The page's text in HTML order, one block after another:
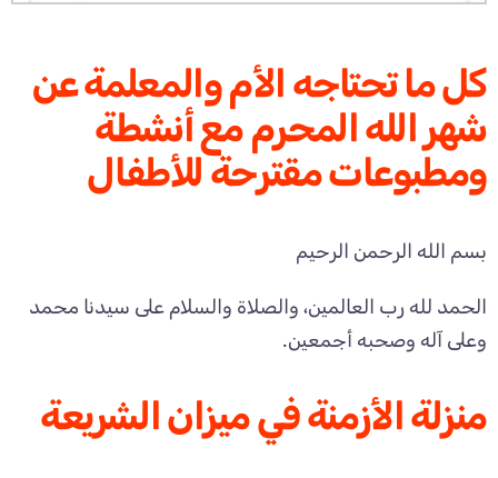
كل ما تحتاجه الأم والمعلمة عن
شهر الله المحرم مع أنشطة
ومطبوعات مقترحة للأطفال
بسم الله الرحمن الرحيم
الحمد لله رب العالمين، والصلاة والسلام على سيدنا محمد
وعلى آله وصحبه أجمعين.
منزلة الأزمنة في ميزان الشريعة